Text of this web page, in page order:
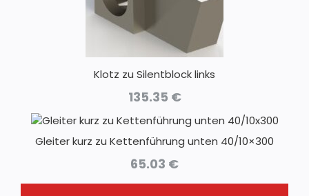
Klotz zu Silentblock links
135.35 €
Gleiter kurz zu Kettenführung unten 40/10×300
65.03 €